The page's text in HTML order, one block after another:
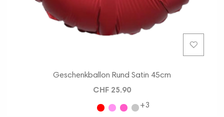
Geschenkballon Rund Satin 45cm
CHF 25.90
+3